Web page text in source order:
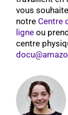
vous
notre Centre
ligne ou
centre